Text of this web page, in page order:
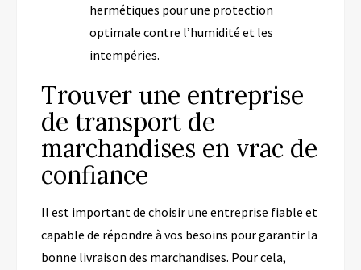
hermétiques pour une protection
optimale contre l’humidité et les
intempéries.
Trouver une entreprise
de transport de
marchandises en vrac de
confiance
Il est important de choisir une entreprise fiable et
capable de répondre à vos besoins pour garantir la
bonne livraison des marchandises. Pour cela,